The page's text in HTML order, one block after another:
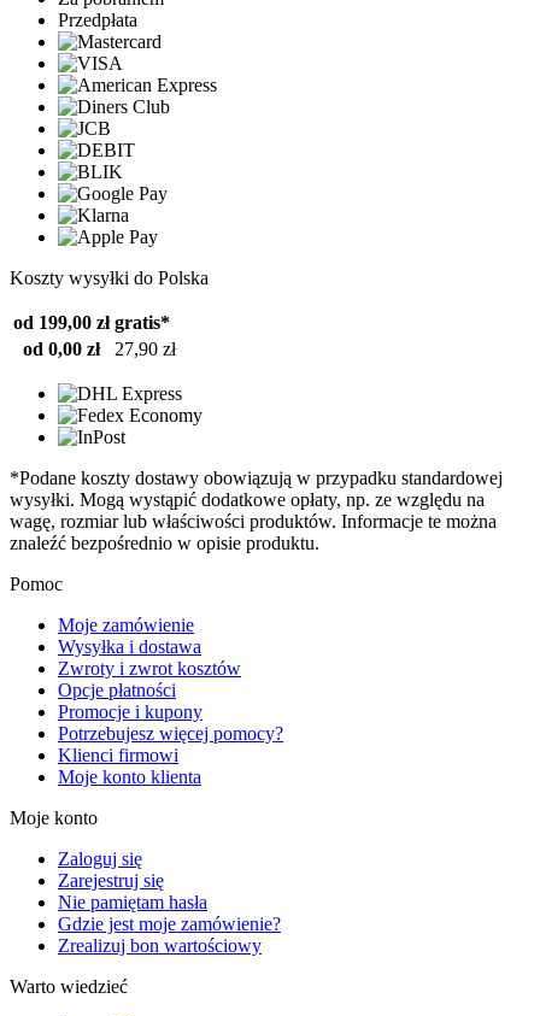
Przedpłata
Koszty wysyłki do Polska
od 199,00 zł gratis*
od 0,00 zł
27,90 zł
*Podane koszty dostawy obowiązują w przypadku standardowej
wysyłki. Mogą wystąpić dodatkowe opłaty, np. ze względu na
wagę, rozmiar lub właściwości produktów. Informacje te można
znaleźć bezpośrednio w opisie produktu.
Pomoc
Moje zamówienie
Wysyłka i dostawa
Zwroty i zwrot kosztów
Opcje płatności
Promocje i kupony
Potrzebujesz więcej pomocy?
Klienci firmowi
Moje konto klienta
Moje konto
Zaloguj się
Zarejestruj się
Nie pamiętam hasła
Gdzie jest moje zamówienie?
Zrealizuj bon wartościowy
Warto wiedzieć